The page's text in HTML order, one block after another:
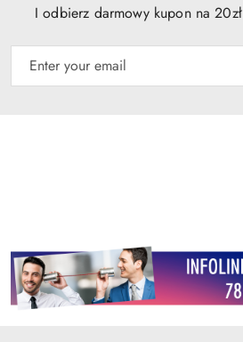
I odbierz darmowy kupon na